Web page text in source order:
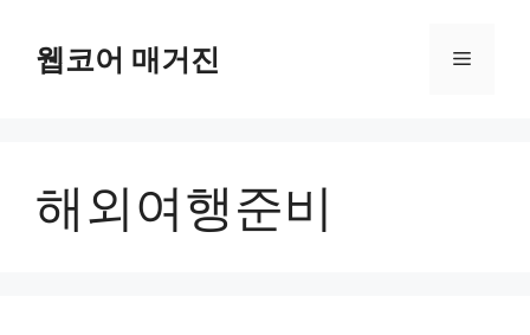
웹코어 매거진 메
해외여행준비